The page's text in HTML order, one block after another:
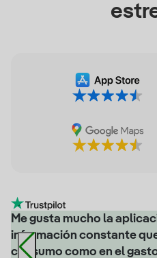
Me gusta mucho la
información constante
consumo como en el